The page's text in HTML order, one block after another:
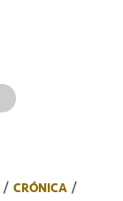
CRÓNICA